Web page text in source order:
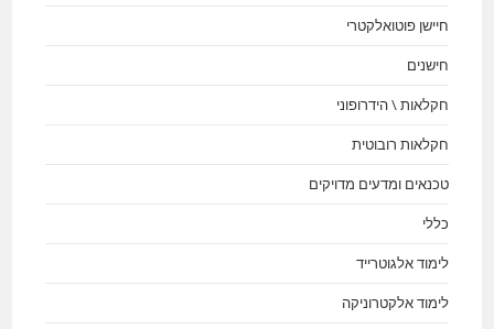
חיישן פוטואלקטרי
חישנים
חקלאות \ הידרופוני
חקלאות רובוטית
טכנאים ומדעים מדויקים
כללי
לימוד אלגוטרייד
לימוד אלקטרוניקה